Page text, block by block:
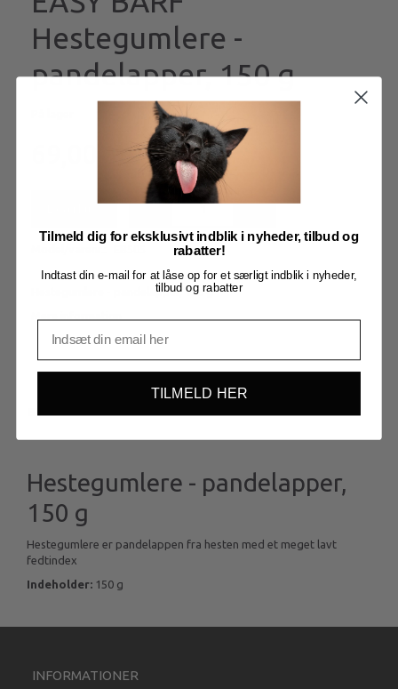
Hestegumlere -
pandelapper, 150 g
Hestegumlere - pandelapper, 150 g
Hestegumlere - pandelapper,
150 g
Hestegumlere er pandelappen fra hesten med et meget lavt
fedtindex
Indeholder: 150 g
INFORMATIONER
Tilmeld dig for eksklusivt indblik i nyheder, tilbud og
rabatter!
Indtast din e-mail for at låse op for et særligt indblik i nyheder,
tilbud og rabatter
TILMELD HER